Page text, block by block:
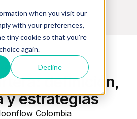
when you visit our
with your preferences,
tiny cookie so that you're
again.
Decline
definición,
y estrategias
Colombia